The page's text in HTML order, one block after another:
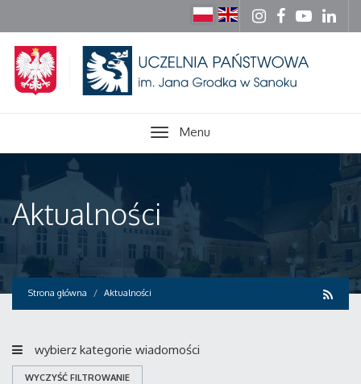
Menu
Aktualności
Strona główna Aktualności
wybierz kategorie wiadomości
WYCZYŚĆ FILTROWANIE